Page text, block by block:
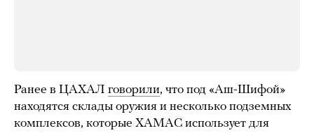
Ранее в ЦАХАЛ говорили, что под «Аш-Шифой»
находятся склады оружия и несколько подземных
комплексов, которые ХАМАС использует для